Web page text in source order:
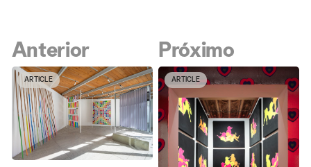
Anterior
ARTICLE
Próximo
ARTICLE